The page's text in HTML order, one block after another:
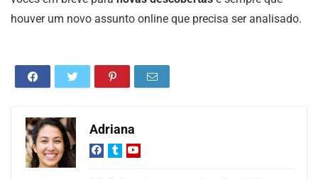
houver um novo assunto online que precisa ser analisado.
Adriana